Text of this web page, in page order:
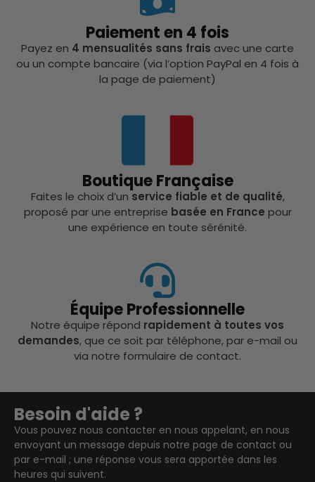
Paiement en 4 fois
Payez en 4 mensualités sans frais avec une carte
ou un compte bancaire (via l’option PayPal en 4 fois à
la page de paiement)
Boutique Française
Faites le choix d’un service fiable et de qualité,
proposé par une entreprise basée en France pour
une expérience en toute sérénité.
Équipe Professionnelle
Notre équipe répond rapidement à toutes vos
demandes, que ce soit par téléphone, par e-mail ou
via notre formulaire de contact.
Besoin d'aide ?
Vous pouvez nous contacter en nous appelant, en nous
envoyant un message depuis notre page de contact ou
par e-mail ; une réponse vous sera apportée dans les
heures qui suivent.